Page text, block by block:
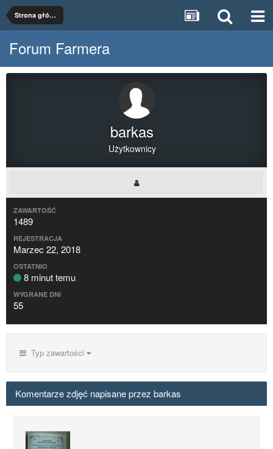
Strona główna
Forum Farmera
barkas
Użytkownicy
ZAWARTOŚĆ
1489
REJESTRACJA
Marzec 22, 2018
OSTATNIO
8 minut temu
WYGRANE DNI
55
Typ zawartości
Komentarze zdjęć napisane przez barkas